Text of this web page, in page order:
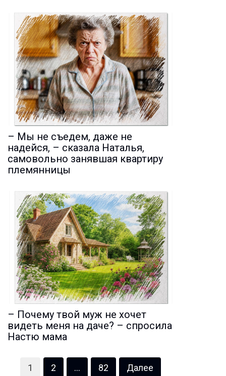
– Мы не съедем, даже не
надейся, – сказала Наталья,
самовольно занявшая квартиру
племянницы
– Почему твой муж не хочет
видеть меня на даче? – спросила
Настю мама
Пагинация
записей
1 2 … 82 Далее